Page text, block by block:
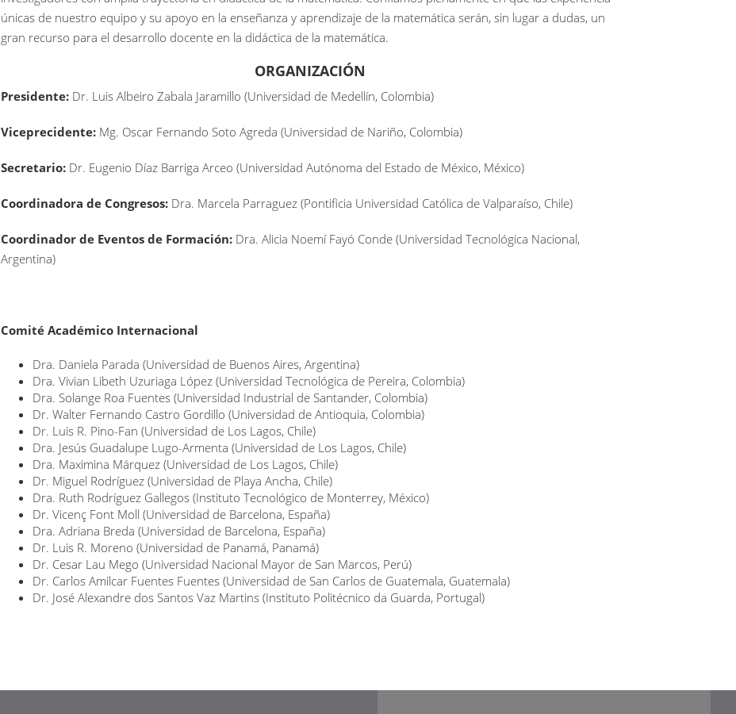
únicas de nuestro equipo y su apoyo en la enseñanza y aprendizaje de la matemática serán, sin lugar a dudas, un
gran recurso para el desarrollo docente en la didáctica de la matemática.
ORGANIZACIÓN
Presidente: Dr. Luis Albeiro Zabala Jaramillo (Universidad de Medellín, Colombia)
Viceprecidente: Mg. Oscar Fernando Soto Agreda (Universidad de Nariño, Colombia)
Secretario: Dr. Eugenio Díaz Barriga Arceo (Universidad Autónoma del Estado de México, México)
Coordinadora de Congresos: Dra. Marcela Parraguez (Pontificia Universidad Católica de Valparaíso, Chile)
Coordinador de Eventos de Formación: Dra. Alicia Noemí Fayó Conde (Universidad Tecnológica Nacional,
Argentina)
Comité Académico Internacional
Dra. Daniela Parada (Universidad de Buenos Aires, Argentina)
Dra. Vivian Libeth Uzuriaga López (Universidad Tecnológica de Pereira, Colombia)
Dra. Solange Roa Fuentes (Universidad Industrial de Santander, Colombia)
Dr. Walter Fernando Castro Gordillo (Universidad de Antioquia, Colombia)
Dr. Luis R. Pino-Fan (Universidad de Los Lagos, Chile)
Dra. Jesús Guadalupe Lugo-Armenta (Universidad de Los Lagos, Chile)
Dra. Maximina Márquez (Universidad de Los Lagos, Chile)
Dr. Miguel Rodríguez (Universidad de Playa Ancha, Chile)
Dra. Ruth Rodríguez Gallegos (Instituto Tecnológico de Monterrey, México)
Dr. Vicenç Font Moll (Universidad de Barcelona, España)
Dra. Adriana Breda (Universidad de Barcelona, España)
Dr. Luis R. Moreno (Universidad de Panamá, Panamá)
Dr. Cesar Lau Mego (Universidad Nacional Mayor de San Marcos, Perú)
Dr. Carlos Amilcar Fuentes Fuentes (Universidad de San Carlos de Guatemala, Guatemala)
Dr. José Alexandre dos Santos Vaz Martins (Instituto Politécnico da Guarda, Portugal)